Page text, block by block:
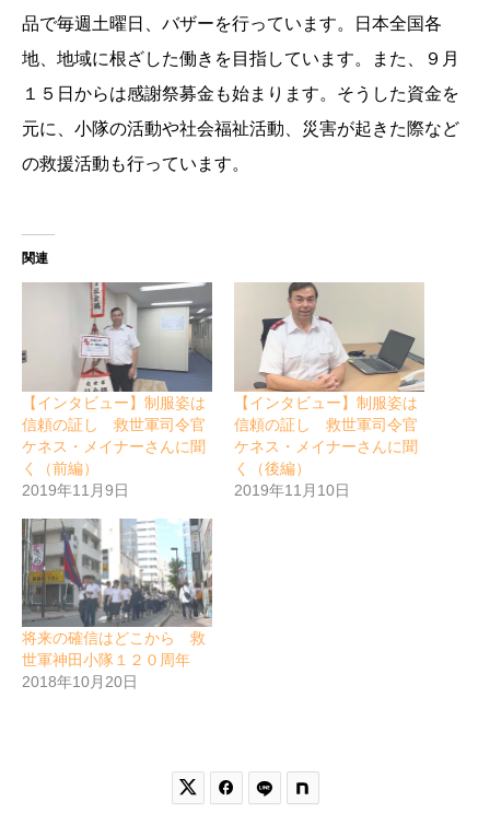
品で毎週土曜日、バザーを行っています。日本全国各
地、地域に根ざした働きを目指しています。また、９月
１５日からは感謝祭募金も始まります。そうした資金を
元に、小隊の活動や社会福祉活動、災害が起きた際など
の救援活動も行っています。
関連
【インタビュー】制服姿は
信頼の証し 救世軍司令官
ケネス・メイナーさんに聞
く（前編）
2019年11月9日
【インタビュー】制服姿は
信頼の証し 救世軍司令官
ケネス・メイナーさんに聞
く（後編）
2019年11月10日
将来の確信はどこから 救
世軍神田小隊１２０周年
2018年10月20日
 